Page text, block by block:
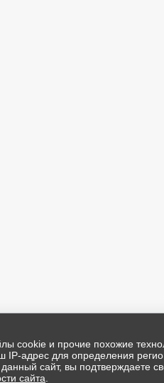
cookie и прочие похожие
адрес для определения
сайт, вы подтверждаете
сайта